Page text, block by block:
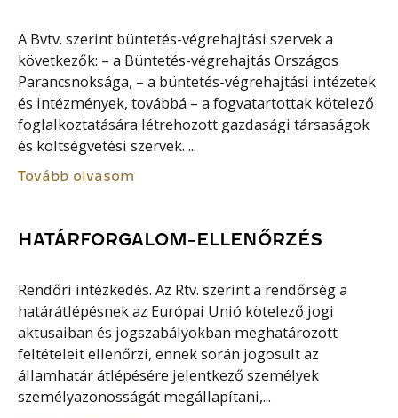
A Bvtv. szerint büntetés-végrehajtási szervek a
következők: – a Büntetés-végrehajtás Országos
Parancsnoksága, – a büntetés-végrehajtási intézetek
és intézmények, továbbá – a fogvatartottak kötelező
foglalkoztatására létrehozott gazdasági társaságok
és költségvetési szervek. ...
Tovább olvasom
HATÁRFORGALOM-ELLENŐRZÉS
Rendőri intézkedés. Az Rtv. szerint a rendőrség a
határátlépésnek az Európai Unió kötelező jogi
aktusaiban és jogszabályokban meghatározott
feltételeit ellenőrzi, ennek során jogosult az
államhatár átlépésére jelentkező személyek
személyazonosságát megállapítani,...